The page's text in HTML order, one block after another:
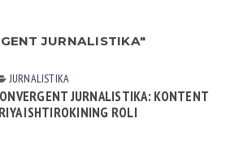
JURNALISTIKA"
JURNALISTIKA
JURNALISTIKA: KONTENT
ISHTIROKINING ROLI